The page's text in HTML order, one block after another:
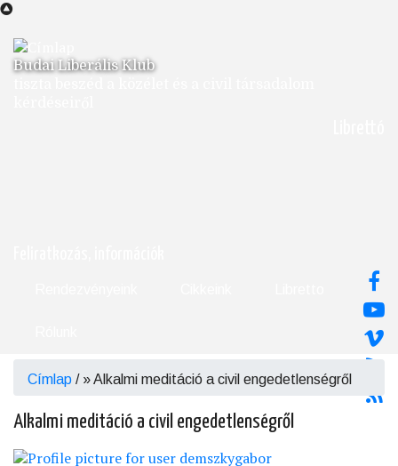
Ugrás
tartalomra
Budai Liberális Klub
Morzsa
Címlap / Alkalmi meditáció a civil engedetlenségről
Alkalmi meditáció a civil engedetlenségről